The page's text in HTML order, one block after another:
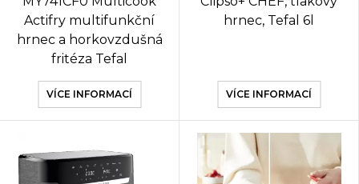
Actifry multifunkční
hrnec a horkovzdušná
fritéza Tefal
VÍCE INFORMACÍ
hrnec, Tefal 6l
VÍCE INFORMACÍ